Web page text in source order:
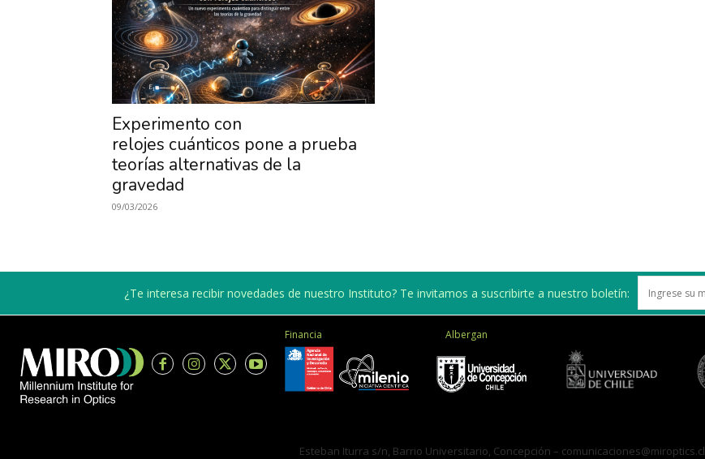
Experimento con
relojes cuánticos pone a prueba
teorías alternativas de la
gravedad
09/03/2026
¿Te interesa recibir novedades de nuestro Instituto? Te invitamos a suscribirte a nuestro boletín:
Financia Albergan
Esteban Iturra s/n, Barrio Universitario, Concepción – comunicaciones@miroptics.cl